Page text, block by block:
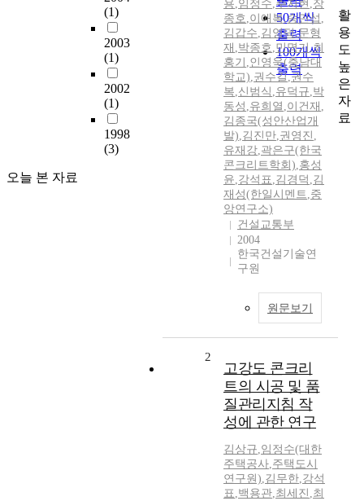
(1)
2003
(1)
2002
(1)
1998
(3)
오늘 본 자료
50개씩
출력
100개씩
출력
용,임정수,주지현 ,장
종호,이애복,송민섭 ,
김갑수,김영덕,문형
재 ,박종호,민명기 ,최
홍기 ,인영욱(충남대
학교),권수길,권수
복,신범식 ,유덕규,박
동성 ,유희열 ,이건재 ,
김종국(성안산업개
발),김진만,권영진 ,
유재강,곽은구(한국
콘크리트학회),홍성
윤,강석표,김경덕 ,김
재성(한일시멘트,중
앙연구소)
건설교통부
2004
한국건설기술연
구원
원문보기
2
고강도 콘크리
트의 시공 및 품
질관리지침 작
성에 관한 연구
김상규,임정수(대한
주택공사,주택도시
연구원),김무한,강석
표,백용관,최세진 ,최
활
용
도
높
은
자
료